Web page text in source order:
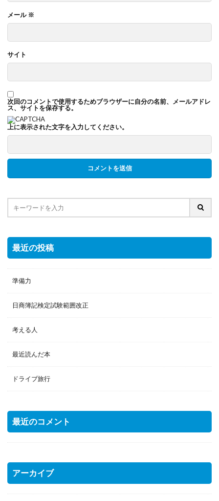
メール ※
サイト
次回のコメントで使用するためブラウザーに自分の名前、メールアドレ
ス、サイトを保存する。
上に表示された文字を入力してください。
最近の投稿
準備力
日商簿記検定試験範囲改正
考える人
最近読んだ本
ドライブ旅行
最近のコメント
アーカイブ